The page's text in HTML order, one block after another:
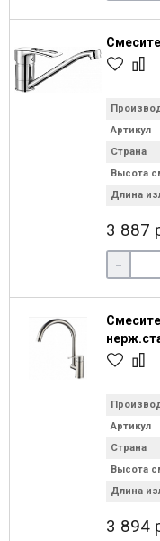
Артикул
Страна
Высота
Длина
3 887
-
Артикул
Страна
Высота
Длина
3 894